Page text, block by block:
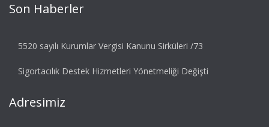
Son Haberler
5520 sayılı Kurumlar Vergisi Kanunu Sirküleri /73
Sigortacılık Destek Hizmetleri Yönetmeliği Değişti
Adresimiz